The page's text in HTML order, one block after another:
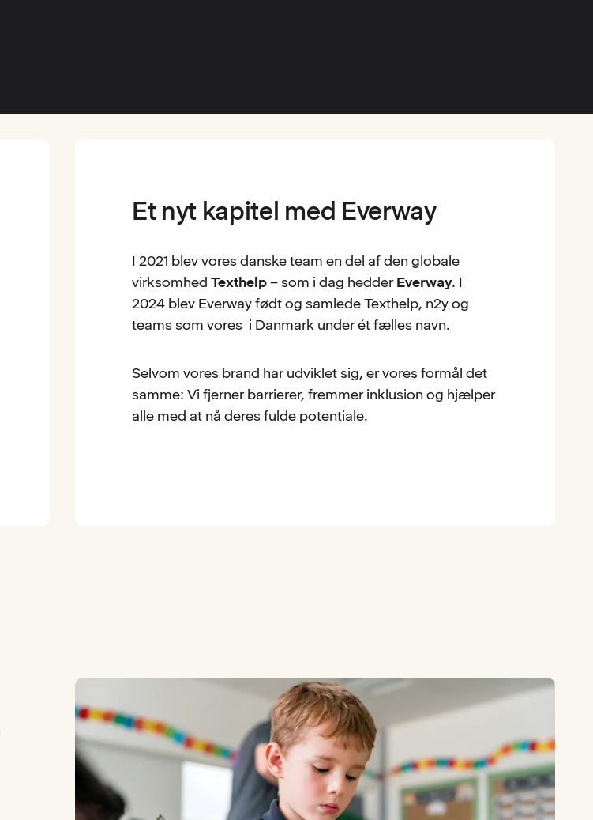
Et nyt kapitel med Everway
I 2021 blev vores danske team en del af den globale
virksomhed Texthelp– som i dag hedderEverway. I
2024 blev Everway født og samlede Texthelp, n2y og
teams som vores i Danmark under ét fælles navn.
Selvom vores brand har udviklet sig, er vores formål det
samme: Vi fjerner barrierer, fremmer inklusion og hjælper
alle med at nå deres fulde potentiale.